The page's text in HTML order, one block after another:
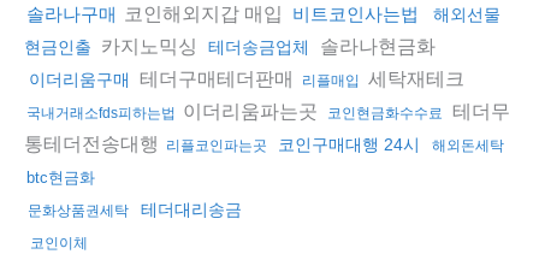
솔라나구매 코인해외지갑 매입 비트코인사는법
해외선물
현금인출
카지노믹싱 테더송금업체 솔라나현금화
이더리움구매 테더구매테더판매 리플매입 세탁재테크
국내거래소fds피하는법 이더리움파는곳 코인현금화수수료
테더무
통테더전송대행
리플코인파는곳 코인구매대행 24시 해외돈세탁
btc현금화
문화상품권세탁 테더대리송금
코인이체